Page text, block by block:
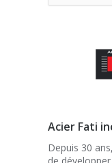
Acier Fati
Depuis 30